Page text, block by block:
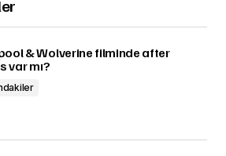
& Wolverine filminde after
var mı?